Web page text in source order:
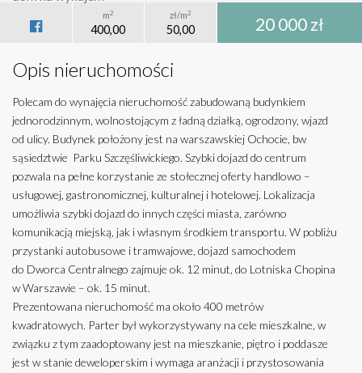
m2
400,00
zł/m2
50,00 20 000 zł
Opis nieruchomości
Polecam do wynajęcia nieruchomość zabudowaną budynkiem
jednorodzinnym, wolnostojącym z ładną działką, ogrodzony, wjazd
od ulicy. Budynek położony jest na warszawskiej Ochocie, bw
sąsiedztwie Parku Szczęśliwickiego. Szybki dojazd do centrum
pozwala na pełne korzystanie ze stołecznej oferty handlowo –
usługowej, gastronomicznej, kulturalnej i hotelowej. Lokalizacja
umożliwia szybki dojazd do innych części miasta, zarówno
komunikacją miejską, jak i własnym środkiem transportu. W pobliżu
przystanki autobusowe i tramwajowe, dojazd samochodem
do Dworca Centralnego zajmuje ok. 12 minut, do Lotniska Chopina
w Warszawie – ok. 15 minut.
Prezentowana nieruchomość ma około 400 metrów
kwadratowych. Parter był wykorzystywany na cele mieszkalne, w
związku z tym zaadoptowany jest na mieszkanie, piętro i poddasze
jest w stanie deweloperskim i wymaga aranżacji i przystosowania